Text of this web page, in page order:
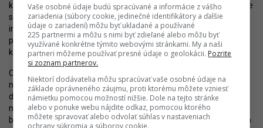
ktorí sa z rozličných dôvodov tohto projektu obávajú. Okrem kritike
smerujúcej k údajnému zhoršeniu sociálnej situácie sa ozývali aj
investori či prenajímatelia bytov, poukazujúci na pokles svojich
príjmov. Developer tak svoje plány musel obhajovať aj pred
klientami.
Cesta k dokončeniu Nuppu a vzniku nových nájomných bytov tak
nemusí byť priamočiara. Súčasný development patrí k relatívne
dostupným s ohľadom na blízkosť centra mesta, pritom však
netrpí enormnou racionalizáciou, ktorá by z neho urobila stroj na
bývanie. Park je mimoriadne príjemný a investície do komunitných
Vaše osobné údaje budú spracúvané a informácie z vášho
zariadenia (súbory cookie, jedinečné identifikátory a ďalšie
údaje o zariadení) môžu byť ukladané a používané
225 partnermi a môžu s nimi byť zdieľané alebo môžu byť
využívané konkrétne týmito webovými stránkami. My a naši
partneri môžeme používať presné údaje o geolokácii. Pozrite
si zoznam partnerov.
Niektorí dodávatelia môžu spracúvať vaše osobné údaje na
základe oprávneného záujmu, proti ktorému môžete vzniesť
námietku pomocou možností nižšie. Dole na tejto stránke
alebo v ponuke webu nájdite odkaz, pomocou ktorého
môžete spravovať alebo odvolať súhlas v nastaveniach
ochrany súkromia a súborov cookie.